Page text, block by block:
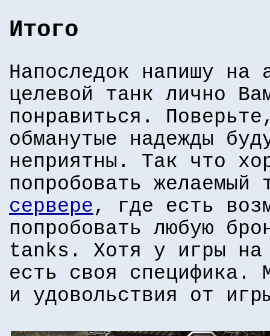
Итого
Напоследок напишу
целевой танк лично
понравиться.
обманутые надежды
неприятны. Так что
попробовать
сервере, где есть
попробовать любую
tanks. Хотя у игры на
есть своя специфика.
и удовольствия от